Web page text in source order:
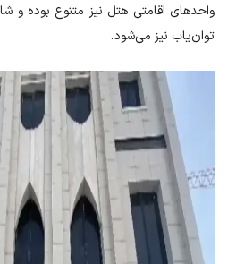
واحدهای اقامتی هتل نیز متنوع بوده و
توان‌یاب نیز می‌شود.